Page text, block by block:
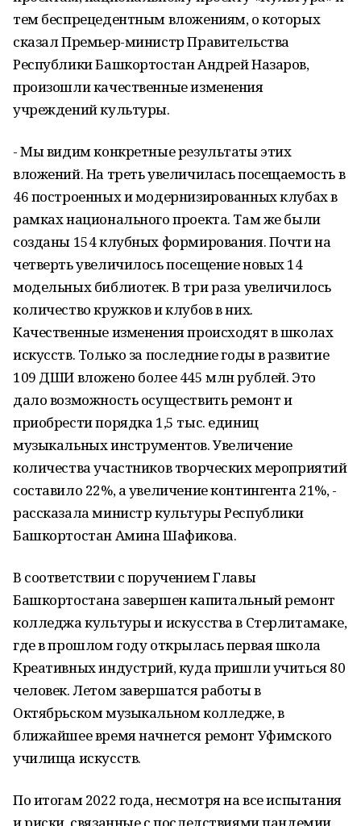
тем беспрецедентным вложениям, о которых
сказал Премьер-министр Правительства
Республики Башкортостан Андрей Назаров,
произошли качественные изменения
учреждений культуры.
- Мы видим конкретные результаты этих
вложений. На треть увеличилась посещаемость в
46 построенных и модернизированных клубах в
рамках национального проекта. Там же были
созданы 154 клубных формирования. Почти на
четверть увеличилось посещение новых 14
модельных библиотек. В три раза увеличилось
количество кружков и клубов в них.
Качественные изменения происходят в школах
искусств. Только за последние годы в развитие
109 ДШИ вложено более 445 млн рублей. Это
дало возможность осуществить ремонт и
приобрести порядка 1,5 тыс. единиц
музыкальных инструментов. Увеличение
количества участников творческих мероприятий
составило 22%, а увеличение контингента 21%, -
рассказала министр культуры Республики
Башкортостан Амина Шафикова.
В соответствии с поручением Главы
Башкортостана завершен капитальный ремонт
колледжа культуры и искусства в Стерлитамаке,
где в прошлом году открылась первая школа
Креативных индустрий, куда пришли учиться 80
человек. Летом завершатся работы в
Октябрьском музыкальном колледже, в
ближайшее время начнется ремонт Уфимского
училища искусств.
По итогам 2022 года, несмотря на все испытания